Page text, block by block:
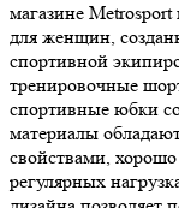
магазине
для женщин,
спортивной
тренировочные
спортивные юбки
материалы
свойствами,
регулярных